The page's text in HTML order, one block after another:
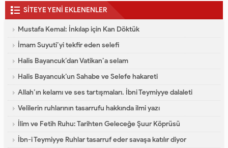
SİTEYE YENİ EKLENENLER
Mustafa Kemal: İnkılap için Kan Döktük
İmam Suyuti’yi tekfir eden selefi
Halis Bayancuk’dan Vatikan’a selam
Halis Bayancuk’un Sahabe ve Selefe hakareti
Allah’ın kelamı ve ses tartışmaları. İbni Teymiyye dalaleti
Velilerin ruhlarının tasarrufu hakkında ilmi yazı
İlim ve Fetih Ruhu: Tarihten Geleceğe Şuur Köprüsü
İbn-i Teymiyye Ruhlar tasarruf eder savaşa katılır diyor